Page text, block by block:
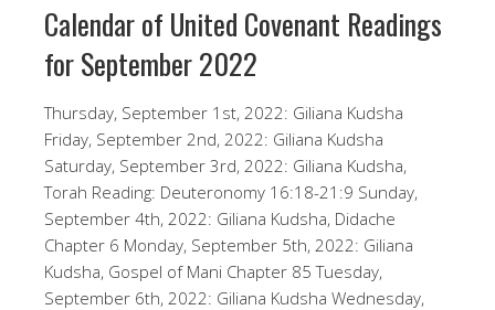
Calendar of United Covenant Readings
for September 2022
Thursday, September 1st, 2022: Giliana Kudsha
Friday, September 2nd, 2022: Giliana Kudsha
Saturday, September 3rd, 2022: Giliana Kudsha,
Torah Reading: Deuteronomy 16:18-21:9 Sunday,
September 4th, 2022: Giliana Kudsha, Didache
Chapter 6 Monday, September 5th, 2022: Giliana
Kudsha, Gospel of Mani Chapter 85 Tuesday,
September 6th, 2022: Giliana Kudsha Wednesday,